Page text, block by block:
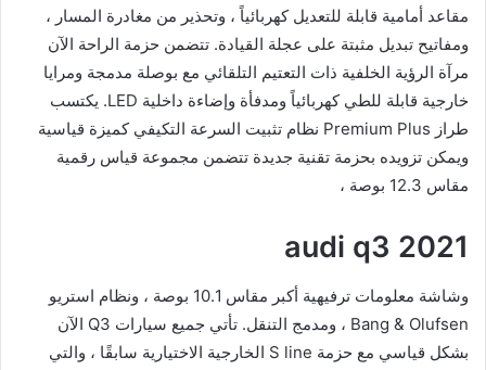
مقاعد أمامية قابلة للتعديل كهربائياً ، وتحذير من مغادرة المسار ،
ومفاتيح تبديل مثبتة على عجلة القيادة. تتضمن حزمة الراحة الآن
مرآة الرؤية الخلفية ذات التعتيم التلقائي مع بوصلة مدمجة ومرايا
خارجية قابلة للطي كهربائياً ومدفأة وإضاءة داخلية LED. يكتسب
طراز Premium Plus نظام تثبيت السرعة التكيفي كميزة قياسية
ويمكن تزويده بحزمة تقنية جديدة تتضمن مجموعة قياس رقمية
مقاس 12.3 بوصة ،
audi q3 2021
وشاشة معلومات ترفيهية أكبر مقاس 10.1 بوصة ، ونظام استريو
Bang & Olufsen ، ومدمج التنقل. تأتي جميع سيارات Q3 الآن
بشكل قياسي مع حزمة S line الخارجية الاختيارية سابقًا ، والتي